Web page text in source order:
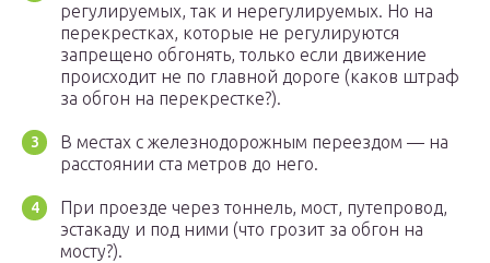
регулируемых, так и нерегулируемых. Но на
перекрестках, которые не регулируются
запрещено обгонять, только если движение
происходит не по главной дороге (каков штраф
за обгон на перекрестке?).
В местах с железнодорожным переездом — на
расстоянии ста метров до него.
При проезде через тоннель, мост, путепровод,
эстакаду и под ними (что грозит за обгон на
мосту?).